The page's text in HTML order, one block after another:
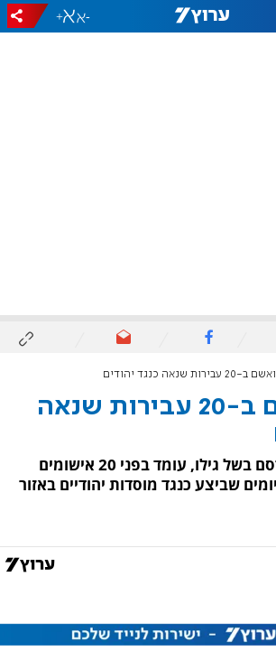
-
+
בן 14 הואשם ב-20 עבירות שנאה
הנער, ששמו לא פורסם בשל גילו, עומד בפני 20 אישומים
שביצע כנגד מוסדות יהודיים באזור